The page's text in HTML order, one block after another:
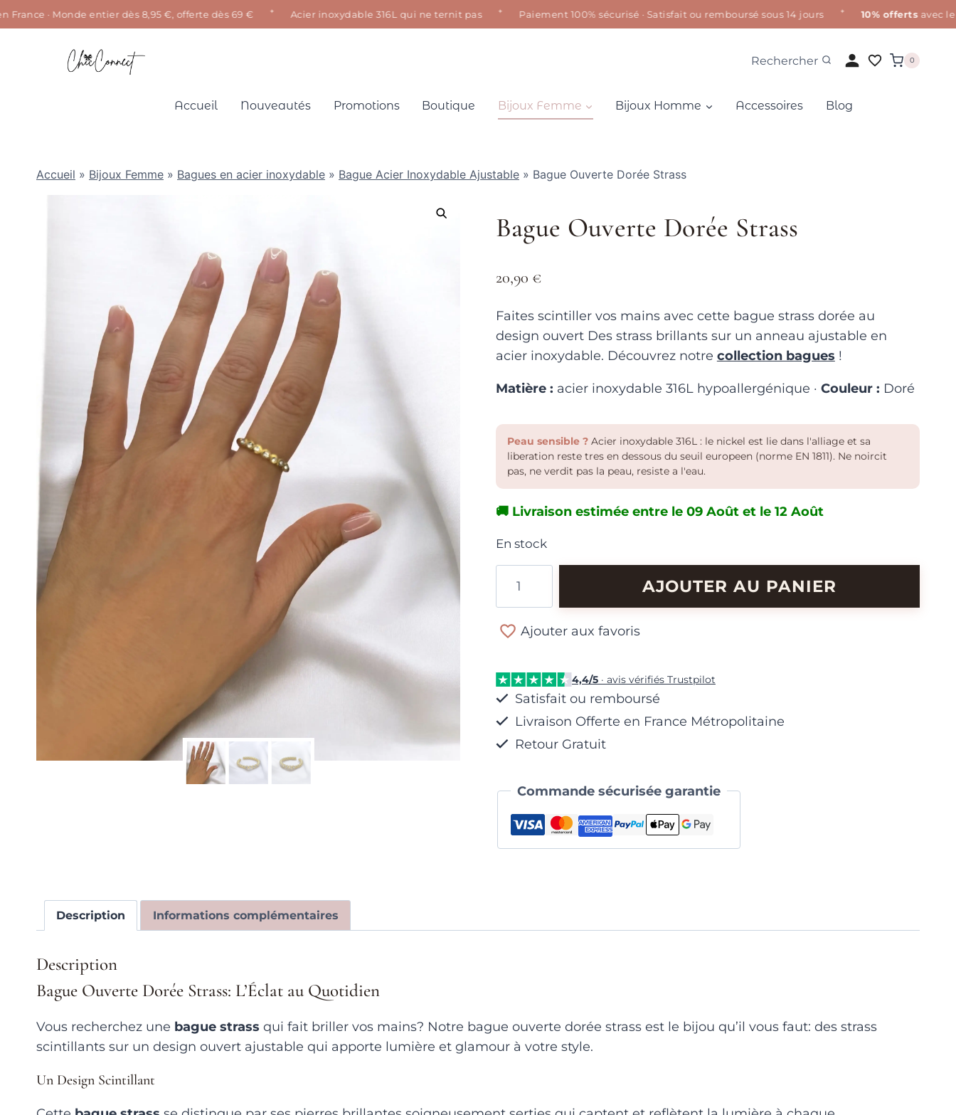
· Monde entier dès 8,95 €, offerte dès 69 € ✦ Acier inoxydable 316L qui ne ternit pas Paiement 100% sécurisé · Satisfait ou remboursé sous 14 jours 10% offertsavec le
Rechercher 0
Accueil Nouveautés Promotions Boutique Bijoux Femme Bijoux Homme Accessoires Blog
Accueil » Bijoux Femme » Bagues en acier inoxydable » Bague Acier Inoxydable Ajustable » Bague Ouverte Dorée Strass
Bague Ouverte Dorée Strass
20,90 €
Faites scintiller vos mains avec cette bague strass dorée au
design ouvert Des strass brillants sur un anneau ajustable en
acier inoxydable. Découvrez notre collection bagues !
Matière : acier inoxydable 316L hypoallergénique · Couleur : Doré
Peau sensible ?Acier inoxydable 316L : le nickel est lie dans l'alliage et sa
liberation reste tres en dessous du seuil europeen (norme EN 1811). Ne noircit
pas, ne verdit pas la peau, resiste a l'eau.
🚚 Livraison estimée entre le 09 Août et le 12 Août
En stock
Ouverte
Strass
AJOUTER AU PANIER
Ajouter aux favoris
4,4/5· avis vérifiés Trustpilot
Satisfait ou remboursé
Livraison Offerte en France Métropolitaine
Retour Gratuit
Commande sécurisée garantie
Description Informations complémentaires
Description
Bague Ouverte Dorée Strass: L’Éclat au Quotidien
Vous recherchez une bague strass qui fait briller vos mains? Notre bague ouverte dorée strass est le bijou qu’il vous faut: des strass
scintillants sur un design ouvert ajustable qui apporte lumière et glamour à votre style.
Un Design Scintillant